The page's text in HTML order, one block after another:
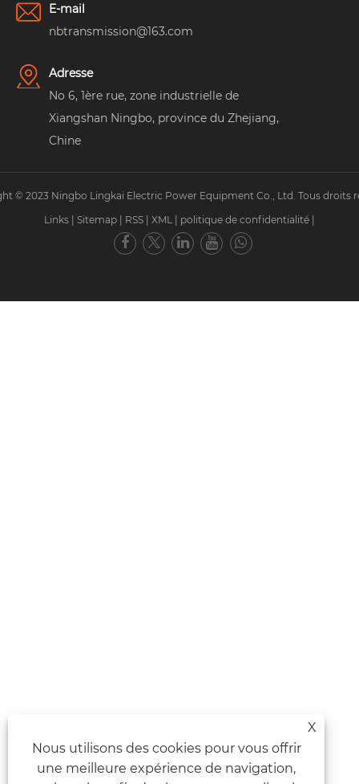
E-mail
nbtransmission@163.com
Adresse
No 6, 1ère rue, zone industrielle de
Xiangshan Ningbo, province du Zhejiang,
Chine
© 2023 Ningbo Lingkai Electric Power Equipment Co., Ltd. Tous droits
Links | Sitemap | RSS | XML | politique de confidentialité |
X
Nous utilisons des cookies pour vous offrir
une meilleure expérience de navigation,